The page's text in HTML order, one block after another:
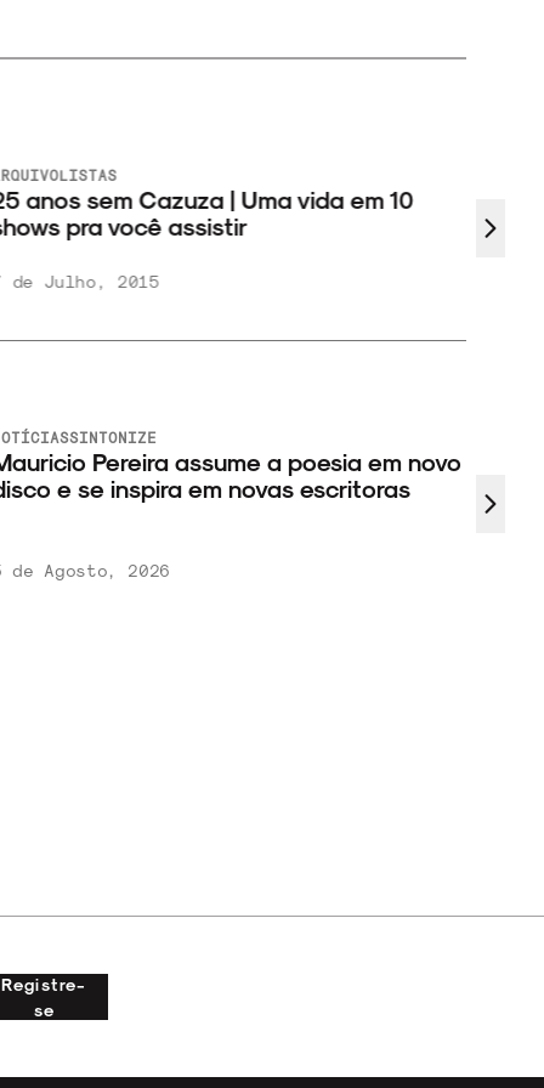
LISTAS
anos sem Cazuza | Uma vida em 10
pra você assistir
de Julho, 2015
SINTONIZE
Pereira assume a poesia em novo
e se inspira em novas escritoras
de Agosto, 2026
Registre-
se